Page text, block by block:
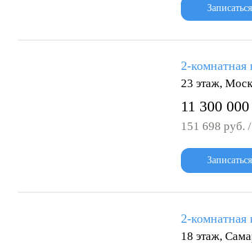
2-комнатная
23 этаж,
11 300
151 698 руб.
2-комнатная
18 этаж,